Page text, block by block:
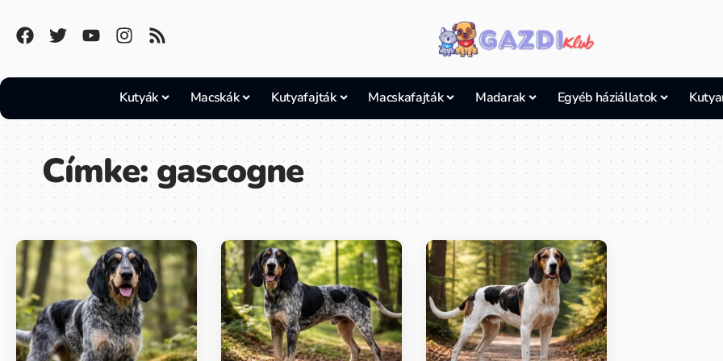
Kutyák Macskák Kutyafajták Macskafajták Madarak Egyéb háziállatok
Címke:gascogne